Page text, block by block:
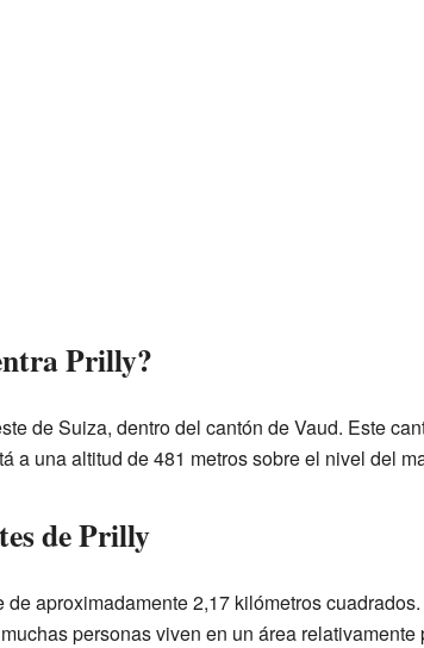
Prilly?
de Suiza, dentro del cantón de Vaud. Este
a una altitud de 481 metros sobre el nivel del
de Prilly
aproximadamente 2,17 kilómetros
personas viven en un área relativamente